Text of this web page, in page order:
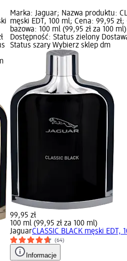
Marka: Jaguar; Nazwa produktu:
męski EDT, 100 ml; Cena: 99,95 zł;
bazowa: 100 ml (99,95 zł za 100
Dostępność: Status zielony
Status szary Wybierz sklep dm
99,95 zł
100 ml (99,95 zł za 100 ml)
JaguarCLASSIC BLACK męski EDT,
(64)
Informacje